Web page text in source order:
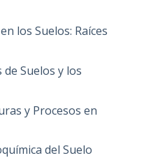
los Suelos: Raíces
Suelos y los
y Procesos en
del Suelo